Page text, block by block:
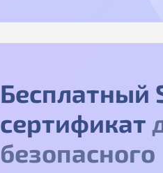
Бесплатный
сертификат
безопасного